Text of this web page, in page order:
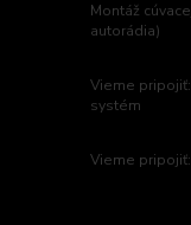
Montáž
autorádia)
Vieme
systém
Vieme